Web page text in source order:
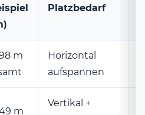
Platzbedarf
m
Horizontal
aufspannen
m
Vertikal +